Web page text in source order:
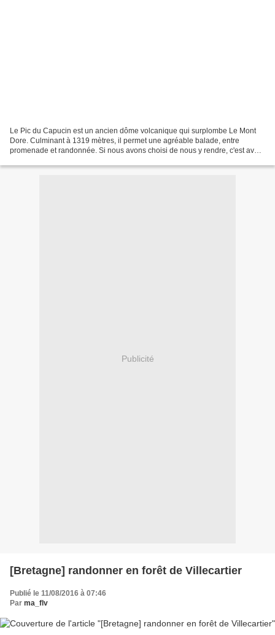
Le Pic du Capucin est un ancien dôme volcanique qui surplombe Le Mont
Dore. Culminant à 1319 mètres, il permet une agréable balade, entre
promenade et randonnée. Si nous avons choisi de nous y rendre, c'est avant
Publicité
[Bretagne] randonner en forêt de Villecartier
Publié le 11/08/2016 à 07:46
Par ma_flv